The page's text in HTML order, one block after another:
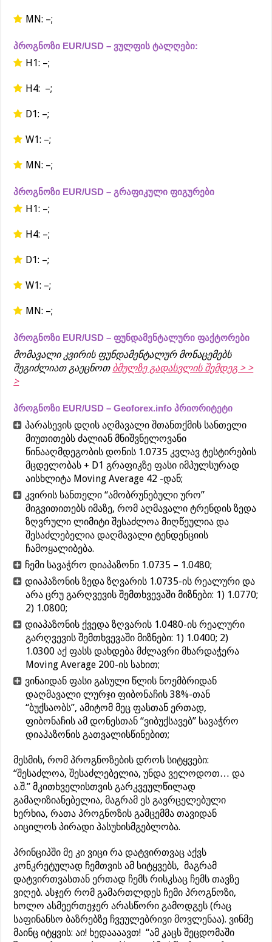
MN: –;
პროგნოზი EUR/USD – ვულფის ტალღები:
H1: –;
H4: –;
D1: –;
W1: –;
MN: –;
პროგნოზი EUR/USD – გრაფიკული ფიგურები
H1: –;
H4: –;
D1: –;
W1: –;
MN: –;
პროგნოზი EUR/USD – ფუნდამენტალური ფაქტორები
მომავალი კვირის ფუნდამენტალურ მონაცემებს
შეგიძლიათ გაეცნოთ ბმულზე გადასვლის შემდეგ > >
>
პროგნოზი EUR/USD – Geoforex.info პრიორიტეტი
პარასევის დღის აღმავალი შთანთქმის სანთელი
მიუთითებს ძალიან მნიშვნელოვანი
წინააღმდეგობის დონის 1.0735 კვლავ ტესტირების
მცდელობას + D1 გრაფიკზე ფასი იმპულსურად
აისხლიტა Moving Average 42 -დან;
კვირის სანთელი “ამობრუნებული ურო”
მიგვითითებს იმაზე, რომ აღმავალი ტრენდის ზედა
ზღვრული ლიმიტი შესაძლოა მიღწეულია და
შესაძლებელია დაღმავალი ტენდენციის
ჩამოყალიბება.
ჩემი სავაჭრო დიაპაზონი 1.0735 – 1.0480;
დიაპაზონის ზედა ზღვარის 1.0735-ის რეალური და
არა ცრუ გარღვევის შემთხვევაში მიზნები: 1) 1.0770;
2) 1.0800;
დიაპაზონის ქვედა ზღვარის 1.0480-ის რეალური
გარღვევის შემთხვევაში მიზნები: 1) 1.0400; 2)
1.0300 აქ ფასს დახდება მძლავრი მხარდაჭერა
Moving Average 200-ის სახით;
ვინაიდან ფასი გასული წლის ნოემბრიდან
დაღმავალი ლურჯი ფიბონაჩის 38%-თან
“ბუქსაობს”, ამიტომ მეც ფასთან ერთად,
ფიბონაჩის ამ დონესთან “ვიბუქსავებ” სავაჭრო
დიაპაზონის გათვალისწინებით;
მესმის, რომ პროგნოზების დროს სიტყვები:
“შესაძლოა, შესაძლებელია, უნდა ველოდოთ… და
ა.შ.” მკითხველისთვის გარკვეულწილად
გამაღიზიანებელია, მაგრამ ეს გავრცელებული
ხერხია, რათა პროგნოზის გამცემმა თავიდან
აიცილოს პირადი პასუხისმგებლობა.
პრინციპში მე კი ვიცი რა დატვირთვაც აქვს
კონკრეტულად ჩემთვის ამ სიტყვებს, მაგრამ
დატვირთვასთან ერთად ჩემს რისკსაც ჩემს თავზე
ვიღებ. ასჯერ რომ გამართლდეს ჩემი პროგნოზი,
ხოლო ასმეერთეჯერ არასწორი გამოდგეს (რაც
საფინანსო ბაზრებზე ჩვეულებრივი მოვლენაა). ვინმე
მაინც იტყვის: აი! ხედაააავთ! “ამ კაცს შეცდომაში